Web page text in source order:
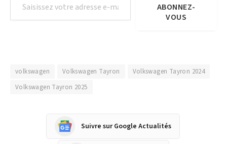
ABONNEZ-
VOUS
volkswagen Volkswagen Tayron
Volkswagen Tayron 2024
Volkswagen Tayron 2025
Suivre sur Google Actualités